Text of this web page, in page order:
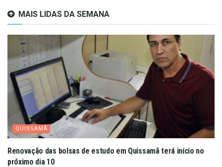
MAIS LIDAS DA SEMANA
QUISSAMÃ
Renovação das bolsas de estudo em Quissamã terá início no
próximo dia 10